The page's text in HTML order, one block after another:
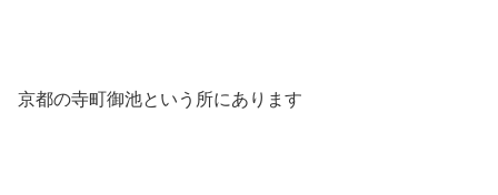
京都の寺町御池という所にあります